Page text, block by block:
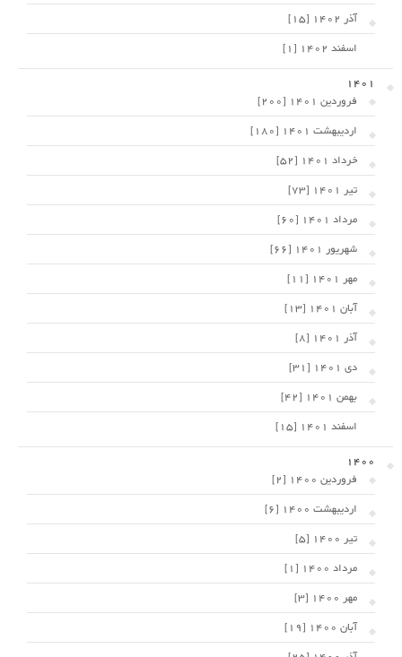
آذر 1402 [15]
اسفند 1402 [1]
1401
فروردین 1401 [200]
اردیبهشت 1401 [180]
خرداد 1401 [52]
تیر 1401 [73]
مرداد 1401 [60]
شهریور 1401 [66]
مهر 1401 [11]
آبان 1401 [13]
آذر 1401 [8]
دی 1401 [31]
بهمن 1401 [42]
اسفند 1401 [15]
1400
فروردین 1400 [2]
اردیبهشت 1400 [6]
تیر 1400 [5]
مرداد 1400 [1]
مهر 1400 [3]
آبان 1400 [19]